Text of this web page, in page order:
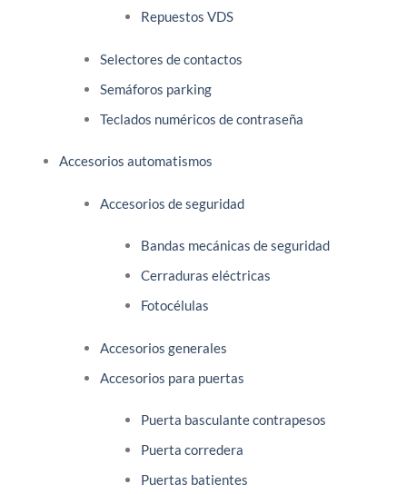
Repuestos VDS
Selectores de contactos
Semáforos parking
Teclados numéricos de contraseña
Accesorios automatismos
Accesorios de seguridad
Bandas mecánicas de seguridad
Cerraduras eléctricas
Fotocélulas
Accesorios generales
Accesorios para puertas
Puerta basculante contrapesos
Puerta corredera
Puertas batientes